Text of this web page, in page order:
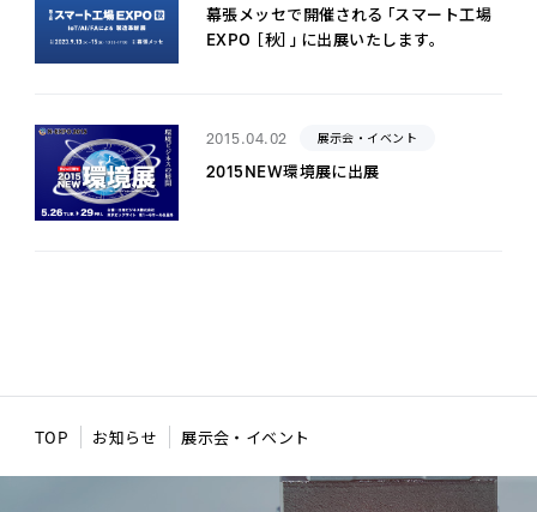
幕張メッセで開催される「スマート工場
EXPO ［秋］」に出展いたします。
2015.04.02 展示会・イベント
2015NEW環境展に出展
TOP お知らせ 展示会・イベント